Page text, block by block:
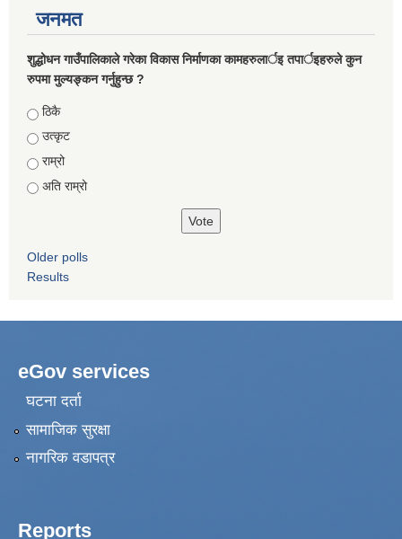
जनमत
शुद्धोधन गाउँपालिकाले गरेका विकास निर्माणका कामहरुलार्इ तपार्इहरुले कुन
रुपमा मुल्यङ्कन गर्नुहुन्छ ?
Choices
ठिकै
उत्कृट
राम्रो
अति राम्रो
Older polls
Results
eGov services
घटना दर्ता
सामाजिक सुरक्षा
नागरिक वडापत्र
Reports